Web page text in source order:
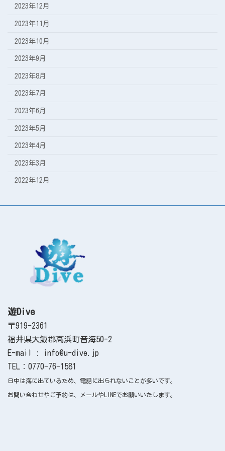
2023年12月
2023年11月
2023年10月
2023年9月
2023年8月
2023年7月
2023年6月
2023年5月
2023年4月
2023年3月
2022年12月
遊Dive
〒919-2361
福井県大飯郡高浜町音海50-2
E-mail : info@u-dive.jp
TEL：0770-76-1581
日中は海に出ているため、電話に出られないことが多いです。
お問い合わせやご予約は、メールやLINEでお願いいたします。